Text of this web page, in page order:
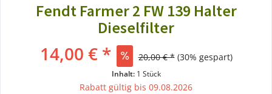
Fendt Farmer 2 FW 139 Halter
Dieselfilter
14,00 € * 20,00 € * (30% gespart)
Inhalt: 1 Stück
Rabatt gültig bis 09.08.2026